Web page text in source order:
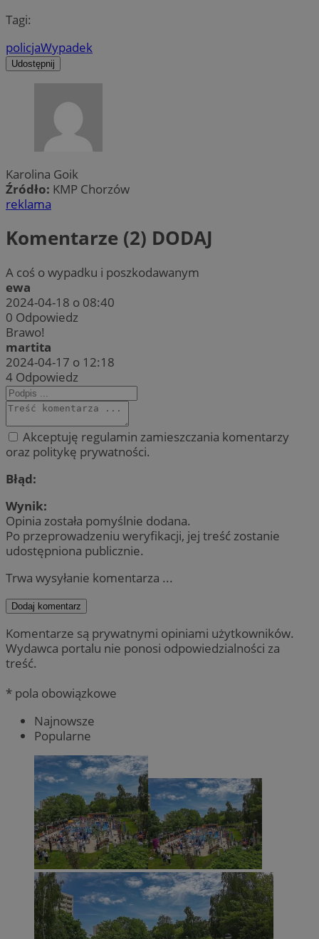
Tagi:
policjaWypadek
Udostępnij
Karolina Goik
Źródło: KMP Chorzów
reklama
Komentarze (2) DODAJ
A coś o wypadku i poszkodawanym
ewa
2024-04-18 o 08:40
0 Odpowiedz
Brawo!
martita
2024-04-17 o 12:18
4 Odpowiedz
Akceptuję regulamin zamieszczania komentarzy
oraz politykę prywatności.
Błąd:
Wynik:
Opinia została pomyślnie dodana.
Po przeprowadzeniu weryfikacji, jej treść zostanie
udostępniona publicznie.
Trwa wysyłanie komentarza ...
Dodaj komentarz
Komentarze są prywatnymi opiniami użytkowników.
Wydawca portalu nie ponosi odpowiedzialności za
treść.
* pola obowiązkowe
Najnowsze
Popularne